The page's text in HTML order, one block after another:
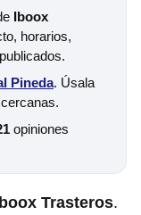
Iboox
horarios,
Pineda. Úsala
opiniones
Trasteros.